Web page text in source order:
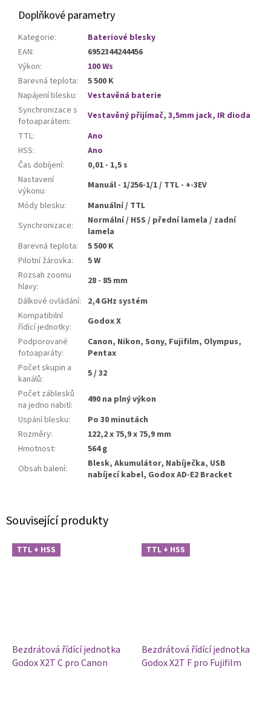
Související produkty
TTL + HSS
Bezdrátová řídící jednotka
Godox X2T C pro Canon
TTL + HSS
Bezdrátová řídící jednotka
Godox X2T F pro Fujifilm
Doplňkové parametry
Kategorie:
Bateriové blesky
EAN:
6952344244456
Výkon:
100 Ws
Barevná teplota:
5 500 K
Napájení blesku:
Vestavěná baterie
Synchronizace s
fotoaparátem: Vestavěný přijímač, 3,5mm jack, IR dioda
TTL:
Ano
HSS:
Ano
Čas dobíjení:
0,01 - 1,5 s
Nastavení
výkonu:
Manuál - 1/256-1/1 / TTL - +-3EV
Módy blesku:
Manuální / TTL
Synchronizace:
Normální / HSS / přední lamela / zadní
lamela
Barevná teplota:
5 500 K
Pilotní žárovka:
5 W
Rozsah zoomu
hlavy:
28 - 85 mm
Dálkové ovládání:
2,4 GHz systém
Kompatibilní
řídící jednotky:
Godox X
Podporované
fotoaparáty:
Canon, Nikon, Sony, Fujifilm, Olympus,
Pentax
Počet skupin a
kanálů:
5 / 32
Počet záblesků
na jedno nabití:
490 na plný výkon
Uspání blesku:
Po 30 minutách
Rozměry:
122,2 x 75,9 x 75,9 mm
Hmotnost:
564 g
Obsah balení:
Blesk, Akumulátor, Nabíječka, USB
nabíjecí kabel, Godox AD-E2 Bracket